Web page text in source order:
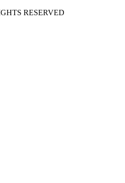
RESERVED